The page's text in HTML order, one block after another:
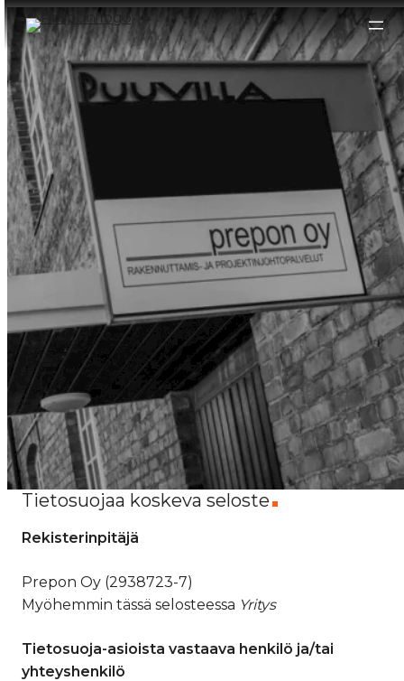
Siirry
sisältöön
Tietosuojaa koskeva seloste
Rekisterinpitäjä
Prepon Oy (2938723-7)
Myöhemmin tässä selosteessa Yritys
Tietosuoja-asioista vastaava henkilö ja/tai
yhteyshenkilö